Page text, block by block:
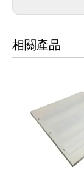
相關產品